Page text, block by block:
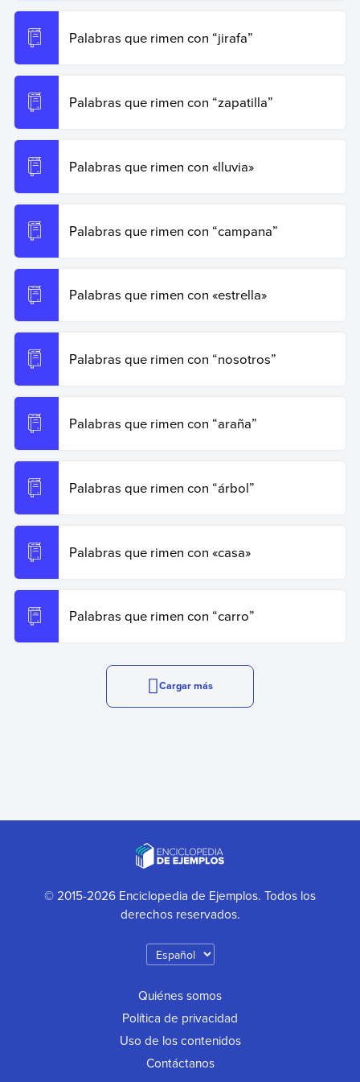
Palabras que rimen con “jirafa”
Palabras que rimen con “zapatilla”
Palabras que rimen con «lluvia»
Palabras que rimen con “campana”
Palabras que rimen con «estrella»
Palabras que rimen con “nosotros”
Palabras que rimen con “araña”
Palabras que rimen con “árbol”
Palabras que rimen con «casa»
Palabras que rimen con “carro”
Cargar más
© 2015-2026 Enciclopedia de Ejemplos. Todos los
derechos reservados.
Quiénes somos
Política de privacidad
Uso de los contenidos
Contáctanos